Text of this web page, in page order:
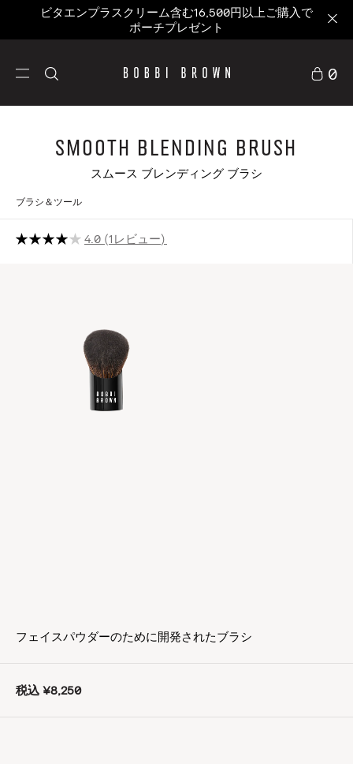
ビタエンプラスクリーム含む16,500円以上ご購入で
ポーチプレゼント
0
Smooth Blending Brush
スムース ブレンディング ブラシ
ブラシ＆ツール
4.0 1レビュー
フェイスパウダーのために開発されたブラシ
税込 ¥8,250